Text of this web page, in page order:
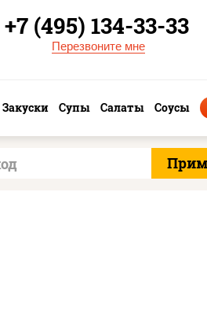
+7 (495) 134-33-33
Перезвоните мне
Закуски Супы Салаты Соусы